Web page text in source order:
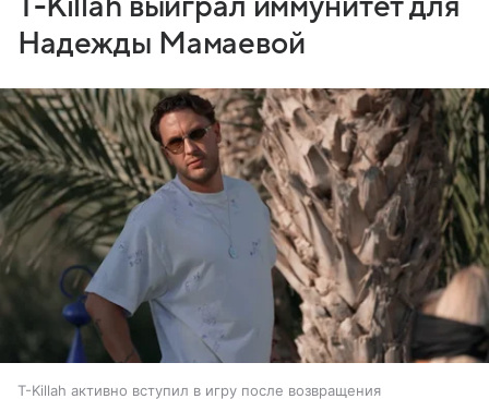
Надежды Мамаевой
T-Killah активно вступил в игру после возвращения